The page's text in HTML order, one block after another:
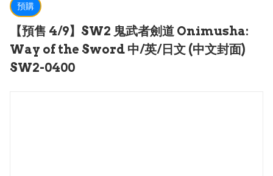
預購
【預售 4/9】SW2 鬼武者劍道 Onimusha:
Way of the Sword 中/英/日文 (中文封面)
SW2-0400